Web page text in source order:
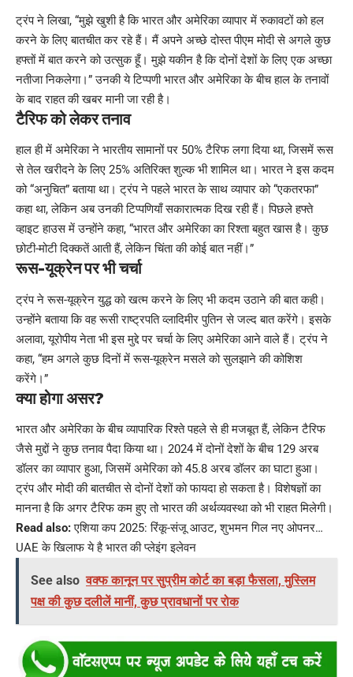
ट्रंप ने लिखा, “मुझे खुशी है कि भारत और अमेरिका व्यापार में रुकावटों को हल
करने के लिए बातचीत कर रहे हैं। मैं अपने अच्छे दोस्त पीएम मोदी से अगले कुछ
हफ्तों में बात करने को उत्सुक हूँ। मुझे यकीन है कि दोनों देशों के लिए एक अच्छा
नतीजा निकलेगा।” उनकी ये टिप्पणी भारत और अमेरिका के बीच हाल के तनावों
के बाद राहत की खबर मानी जा रही है।
टैरिफ को लेकर तनाव
हाल ही में अमेरिका ने भारतीय सामानों पर 50% टैरिफ लगा दिया था, जिसमें रूस
से तेल खरीदने के लिए 25% अतिरिक्त शुल्क भी शामिल था। भारत ने इस कदम
को “अनुचित” बताया था। ट्रंप ने पहले भारत के साथ व्यापार को “एकतरफा”
कहा था, लेकिन अब उनकी टिप्पणियाँ सकारात्मक दिख रही हैं। पिछले हफ्ते
व्हाइट हाउस में उन्होंने कहा, “भारत और अमेरिका का रिश्ता बहुत खास है। कुछ
छोटी-मोटी दिक्कतें आती हैं, लेकिन चिंता की कोई बात नहीं।”
रूस-यूक्रेन पर भी चर्चा
ट्रंप ने रूस-यूक्रेन युद्ध को खत्म करने के लिए भी कदम उठाने की बात कही।
उन्होंने बताया कि वह रूसी राष्ट्रपति व्लादिमीर पुतिन से जल्द बात करेंगे। इसके
अलावा, यूरोपीय नेता भी इस मुद्दे पर चर्चा के लिए अमेरिका आने वाले हैं। ट्रंप ने
कहा, “हम अगले कुछ दिनों में रूस-यूक्रेन मसले को सुलझाने की कोशिश
करेंगे।”
क्या होगा असर?
भारत और अमेरिका के बीच व्यापारिक रिश्ते पहले से ही मजबूत हैं, लेकिन टैरिफ
जैसे मुद्दों ने कुछ तनाव पैदा किया था। 2024 में दोनों देशों के बीच 129 अरब
डॉलर का व्यापार हुआ, जिसमें अमेरिका को 45.8 अरब डॉलर का घाटा हुआ।
ट्रंप और मोदी की बातचीत से दोनों देशों को फायदा हो सकता है। विशेषज्ञों का
मानना है कि अगर टैरिफ कम हुए तो भारत की अर्थव्यवस्था को भी राहत मिलेगी।
Read also: एशिया कप 2025: रिंकू-संजू आउट, शुभमन गिल नए ओपनर…
UAE के खिलाफ ये है भारत की प्लेइंग इलेवन
See also वक्फ कानून पर सुप्रीम कोर्ट का बड़ा फैसला, मुस्लिम
पक्ष की कुछ दलीलें मानीं, कुछ प्रावधानों पर रोक